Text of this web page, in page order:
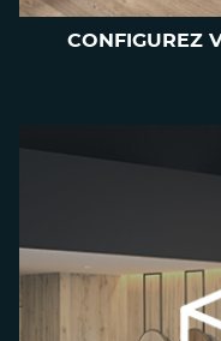
CONFIGUREZ